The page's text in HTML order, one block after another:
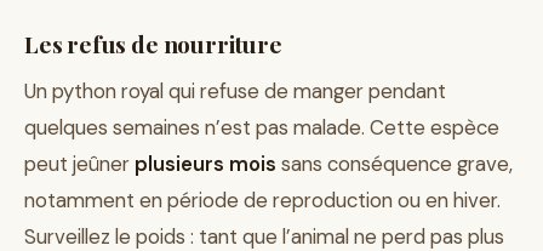
Les refus de nourriture
Un python royal qui refuse de manger pendant
quelques semaines n’est pas malade. Cette espèce
peut jeûner plusieurs mois sans conséquence grave,
notamment en période de reproduction ou en hiver.
Surveillez le poids : tant que l’animal ne perd pas plus